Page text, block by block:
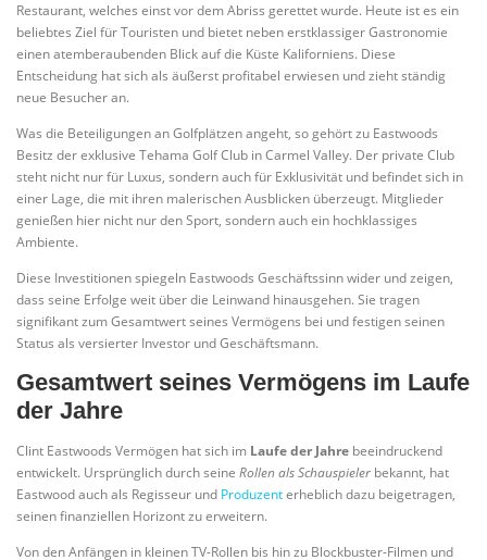
Restaurant, welches einst vor dem Abriss gerettet wurde. Heute ist es ein
beliebtes Ziel für Touristen und bietet neben erstklassiger Gastronomie
einen atemberaubenden Blick auf die Küste Kaliforniens. Diese
Entscheidung hat sich als äußerst profitabel erwiesen und zieht ständig
neue Besucher an.
Was die Beteiligungen an Golfplätzen angeht, so gehört zu Eastwoods
Besitz der exklusive Tehama Golf Club in Carmel Valley. Der private Club
steht nicht nur für Luxus, sondern auch für Exklusivität und befindet sich in
einer Lage, die mit ihren malerischen Ausblicken überzeugt. Mitglieder
genießen hier nicht nur den Sport, sondern auch ein hochklassiges
Ambiente.
Diese Investitionen spiegeln Eastwoods Geschäftssinn wider und zeigen,
dass seine Erfolge weit über die Leinwand hinausgehen. Sie tragen
signifikant zum Gesamtwert seines Vermögens bei und festigen seinen
Status als versierter Investor und Geschäftsmann.
Gesamtwert seines Vermögens im Laufe
der Jahre
Clint Eastwoods Vermögen hat sich im Laufe der Jahre beeindruckend
entwickelt. Ursprünglich durch seine Rollen als Schauspieler bekannt, hat
Eastwood auch als Regisseur und Produzenterheblich dazu beigetragen,
seinen finanziellen Horizont zu erweitern.
Von den Anfängen in kleinen TV-Rollen bis hin zu Blockbuster-Filmen und